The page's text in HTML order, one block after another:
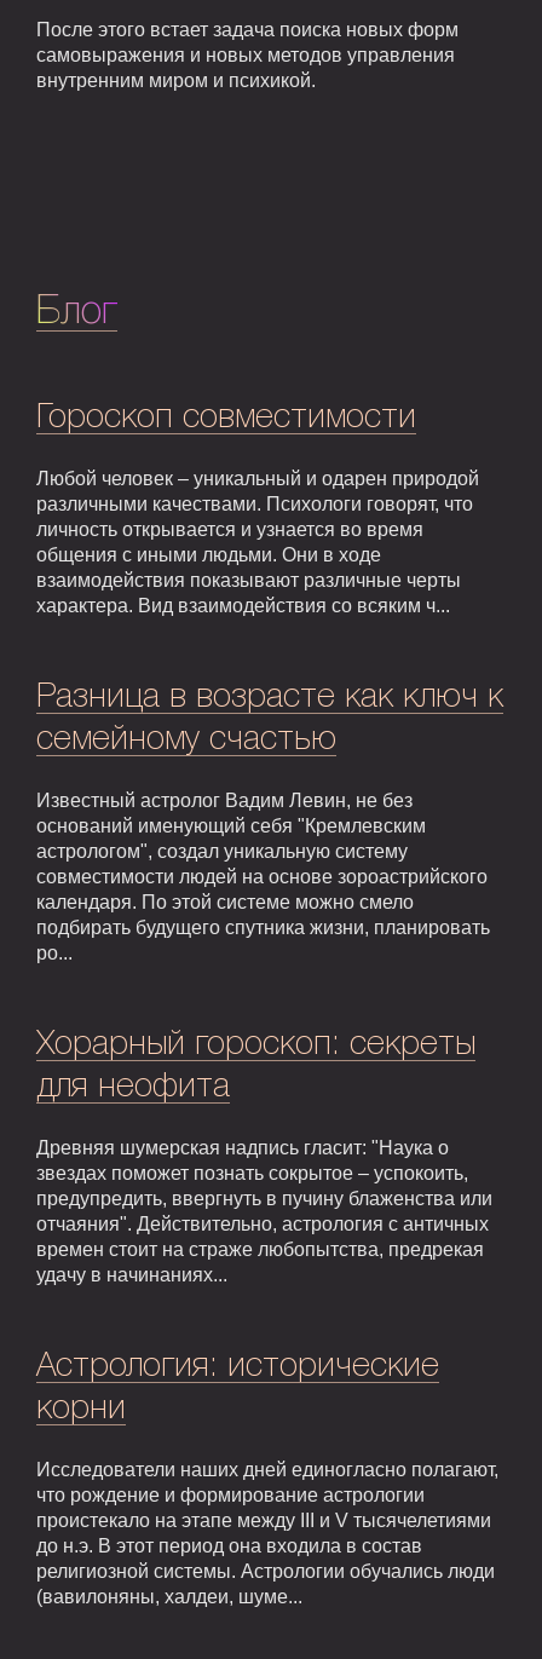
После этого встает задача поиска новых форм
самовыражения и новых методов управления
внутренним миром и психикой.
Блог
Гороскоп совместимости
Любой человек – уникальный и одарен природой
различными качествами. Психологи говорят, что
личность открывается и узнается во время
общения с иными людьми. Они в ходе
взаимодействия показывают различные черты
характера. Вид взаимодействия со всяким ч...
Разница в возрасте как ключ к
семейному счастью
Известный астролог Вадим Левин, не без
оснований именующий себя "Кремлевским
астрологом", создал уникальную систему
совместимости людей на основе зороастрийского
календаря. По этой системе можно смело
подбирать будущего спутника жизни, планировать
ро...
Хорарный гороскоп: секреты
для неофита
Древняя шумерская надпись гласит: "Наука о
звездах поможет познать сокрытое – успокоить,
предупредить, ввергнуть в пучину блаженства или
отчаяния". Действительно, астрология с античных
времен стоит на страже любопытства, предрекая
удачу в начинаниях...
Астрология: исторические
корни
Исследователи наших дней единогласно полагают,
что рождение и формирование астрологии
проистекало на этапе между III и V тысячелетиями
до н.э. В этот период она входила в состав
религиозной системы. Астрологии обучались люди
(вавилоняны, халдеи, шуме...